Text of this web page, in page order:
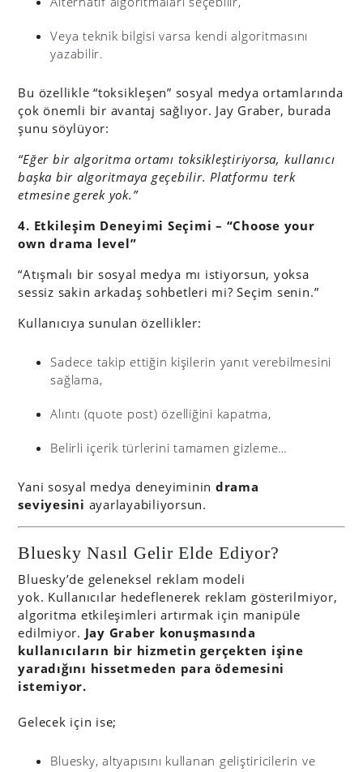
Veya teknik bilgisi varsa kendi algoritmasını
yazabilir.
Bu özellikle “toksikleşen” sosyal medya ortamlarında
çok önemli bir avantaj sağlıyor. Jay Graber, burada
şunu söylüyor:
“Eğer bir algoritma ortamı toksikleştiriyorsa, kullanıcı
başka bir algoritmaya geçebilir. Platformu terk
etmesine gerek yok.”
4. Etkileşim Deneyimi Seçimi – “Choose your
own drama level”
“Atışmalı bir sosyal medya mı istiyorsun, yoksa
sessiz sakin arkadaş sohbetleri mi? Seçim senin.”
Kullanıcıya sunulan özellikler:
Sadece takip ettiğin kişilerin yanıt verebilmesini
sağlama,
Alıntı (quote post) özelliğini kapatma,
Belirli içerik türlerini tamamen gizleme…
Yani sosyal medya deneyiminin drama
seviyesini ayarlayabiliyorsun.
Bluesky Nasıl Gelir Elde Ediyor?
Bluesky’de geleneksel reklam modeli
yok. Kullanıcılar hedeflenerek reklam gösterilmiyor,
algoritma etkileşimleri artırmak için manipüle
edilmiyor. Jay Graber konuşmasında
kullanıcıların bir hizmetin gerçekten işine
yaradığını hissetmeden para ödemesini
istemiyor.
Gelecek için ise;
Bluesky, altyapısını kullanan geliştiricilerin ve